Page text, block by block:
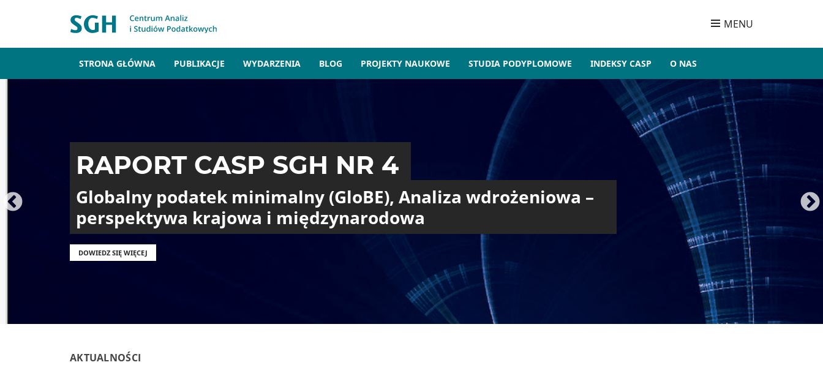
MENU
Główna nawigacja
STRONA GŁÓWNA PUBLIKACJE WYDARZENIA BLOG PROJEKTY NAUKOWE STUDIA PODYPLOMOWE INDEKSY CASP O NAS
RAPORT CASP SGH NR 4
Globalny podatek minimalny (GloBE), Analiza wdrożeniowa –
perspektywa krajowa i międzynarodowa
DOWIEDZ SIĘ WIĘCEJ
AKTUALNOŚCI